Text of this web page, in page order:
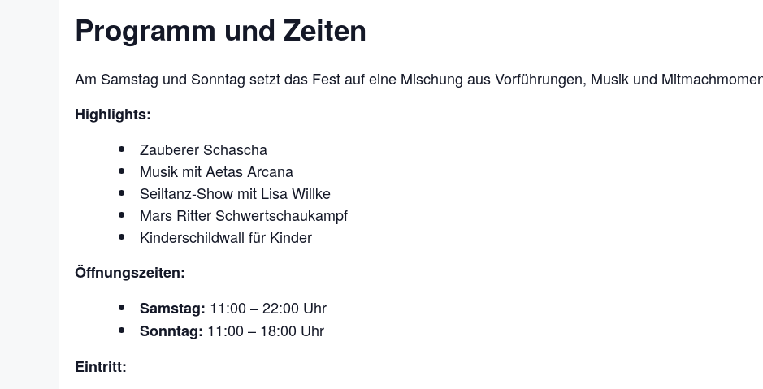
Programm und Zeiten
Am Samstag und Sonntag setzt das Fest auf eine Mischung aus Vorführungen, Musik und
Highlights:
Zauberer Schascha
Musik mit Aetas Arcana
Seiltanz-Show mit Lisa Willke
Mars Ritter Schwertschaukampf
Kinderschildwall für Kinder
Öffnungszeiten:
Samstag: 11:00 – 22:00 Uhr
Sonntag: 11:00 – 18:00 Uhr
Eintritt: